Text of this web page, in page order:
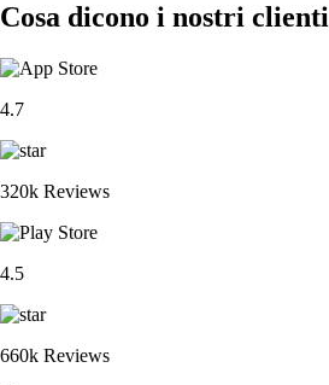
Cosa dicono i nostri clienti
4.7
320k Reviews
4.5
660k Reviews